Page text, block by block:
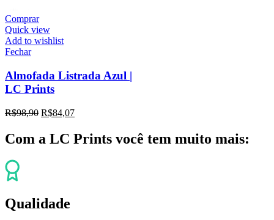
Comprar
Quick view
Add to wishlist
Fechar
Almofada Listrada Azul |
LC Prints
R$98,90 R$84,07
Com a LC Prints você tem muito mais:
Qualidade